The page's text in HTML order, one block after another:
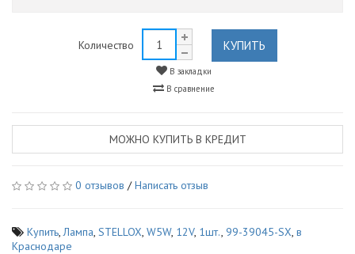
Количество КУПИТЬ
В закладки
В сравнение
МОЖНО КУПИТЬ В КРЕДИТ
0 отзывов /Написать отзыв
Купить,Лампа, STELLOX, W5W, 12V, 1шт., 99-39045-SX, в
Краснодаре